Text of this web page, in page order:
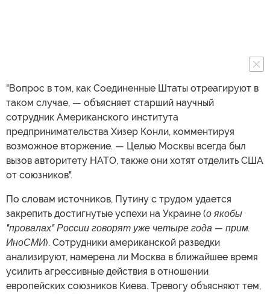
"Вопрос в том, как Соединенные Штаты отреагируют в
таком случае, — объясняет старший научный
сотрудник Американского института
предпринимательства Хизер Конли, комментируя
возможное вторжение. — Целью Москвы всегда был
вызов авторитету НАТО, также они хотят отделить США
от союзников".
По словам источников, Путину с трудом удается
закрепить достигнутые успехи на Украине (о якобы
"провалах" России говорят уже четыре года — прим.
ИноСМИ). Сотрудники американской разведки
анализируют, намерена ли Москва в ближайшее время
усилить агрессивные действия в отношении
европейских союзников Киева. Тревогу объясняют тем,